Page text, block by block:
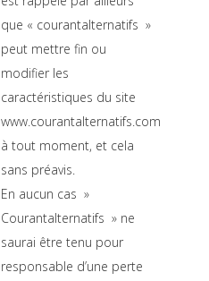
que « courantalternatifs »
peut mettre fin ou
modifier les
caractéristiques du site
www.courantalternatifs.com
à tout moment, et cela
sans préavis.
En aucun cas »
Courantalternatifs » ne
saurai être tenu pour
responsable d’une perte